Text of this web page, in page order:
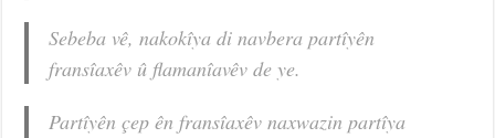
Sebeba vê, nakokîya di navbera partîyên
fransîaxêv û flamanîavêv de ye.
Partîyên çep ên fransîaxêv naxwazin partîya